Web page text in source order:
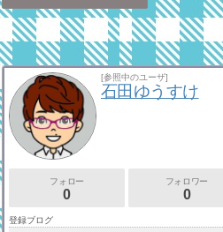
[参照中のユーザ]
石田ゆうすけ
フォロー
0
フォロワー
0
登録ブログ